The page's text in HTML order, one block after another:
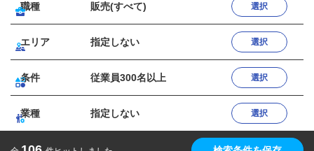
職種 販売(すべて) 選択
エリア 指定しない 選択
条件 従業員300名以上 選択
業種 指定しない 選択